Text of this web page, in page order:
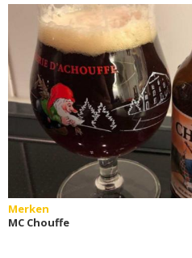
Merken
MC Chouffe